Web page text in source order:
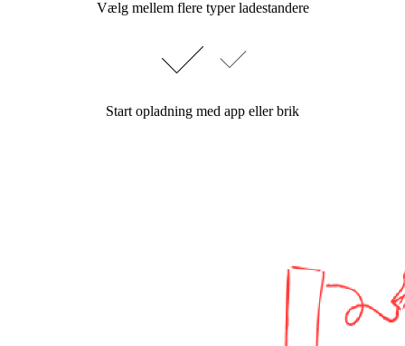
Vælg mellem flere typer ladestandere
Start opladning med app eller brik